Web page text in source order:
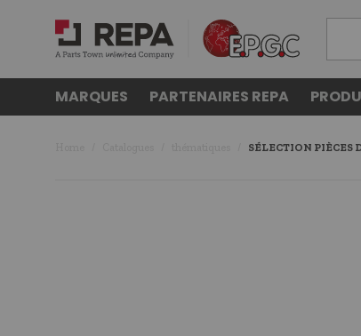
MARQUES PARTENAIRES REPA
SÉLECTION PIÈCES